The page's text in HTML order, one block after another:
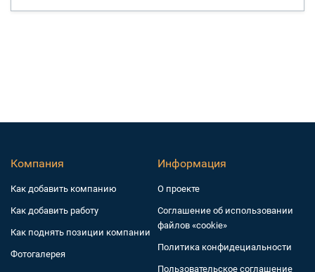
Компания
Как добавить компанию
Как добавить работу
Как поднять позиции компании
Фотогалерея
Информация
О проекте
Соглашение об использовании
файлов «cookie»
Политика конфидециальности
Пользовательское соглашение